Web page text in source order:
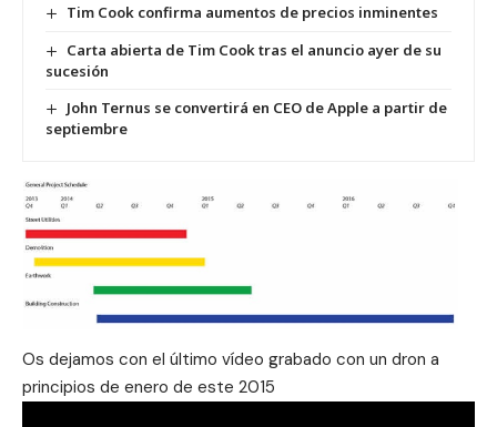
Tim Cook confirma aumentos de precios inminentes
Carta abierta de Tim Cook tras el anuncio ayer de su
sucesión
John Ternus se convertirá en CEO de Apple a partir de
septiembre
Os dejamos con el último vídeo grabado con un dron a
principios de enero de este 2015